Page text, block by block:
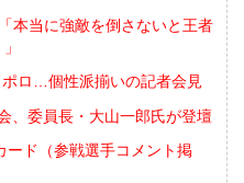
本当に強敵を倒さないと王者
ロ…個性派揃いの記者会見
、委員長・大山一郎氏が登壇
ード（参戦選手コメント掲